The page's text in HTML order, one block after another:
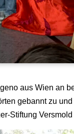
aus Wien an
gebannt zu
Stiftung